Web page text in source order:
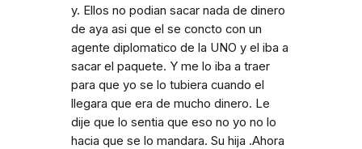
y. Ellos no podian sacar nada de dinero
de aya asi que el se concto con un
agente diplomatico de la UNO y el iba a
sacar el paquete. Y me lo iba a traer
para que yo se lo tubiera cuando el
llegara que era de mucho dinero. Le
dije que lo sentia que eso no yo no lo
hacia que se lo mandara. Su hija .Ahora